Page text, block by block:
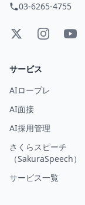
03-6265-4755
サービス
AIロープレ
AI面接
AI採用管理
さくらスピーチ
（SakuraSpeech）
サービス一覧